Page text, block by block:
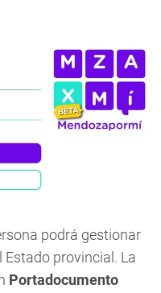
podrá gestionar
provincial. La
Portadocumento